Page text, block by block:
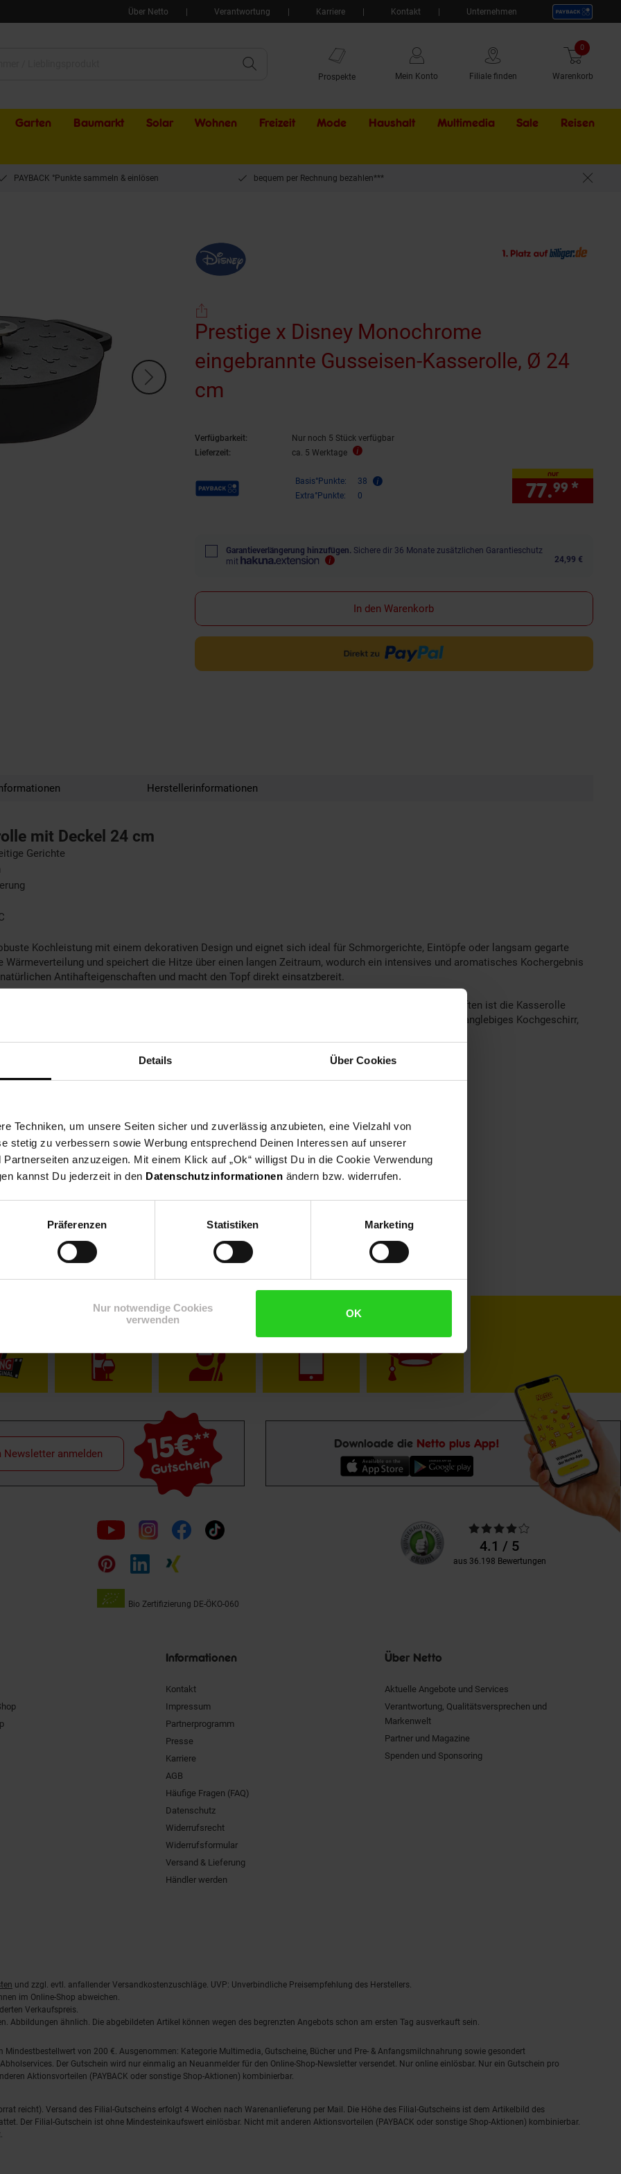
Details Über Cookies
Techniken, um unsere Seiten sicher und zuverlässig anzubieten, eine Vielzahl von
stetig zu verbessern sowie Werbung entsprechend Deinen Interessen auf unserer
anzuzeigen. Mit einem Klick auf „Ok“ willigst Du in die Cookie Verwendung
kannst Du jederzeit in den Datenschutzinformationen ändern bzw. widerrufen.
Präferenzen Statistiken Marketing
Nur notwendige Cookies
verwenden
OK
Über Netto Verantwortung Karriere Kontakt Unternehmen
Prospekte Mein Konto Filiale finden Warenkorb
0 Artikel
Garten Baumarkt Solar Wohnen Freizeit Mode Haushalt Multimedia Sale Externer
Reisen
PAYBACK °Punkte sammeln & einlösen bequem per Rechnung bezahlen***
Prestige x Disney Monochrome
eingebrannte Gusseisen-Kasserolle, Ø 24
cm
Verfügbarkeit:
Nur noch 5 Stück verfügbar
Lieferzeit:
ca. 5 Werktage
Payback Punkte Basis°Punkte:
38
Extra°Punkte:
0
nur
77.99 *
Garantieverlängerung hinzufügen. Sichere dir 36 Monate zusätzlichen Garantieschutz
mit
24,99 €
In den Warenkorb
Herstellerinformationen
mit Deckel 24 cm
Gerichte
Kochleistung mit einem dekorativen Design und eignet sich ideal für Schmorgerichte, Eintöpfe oder langsam gegarte
und speichert die Hitze über einen langen Zeitraum, wodurch ein intensives und aromatisches Kochergebnis
Antihafteigenschaften und macht den Topf direkt einsatzbereit.
Design um einen charakteristischen optischen Akzent. Durch die hohen Temperatureigenschaften ist die Kasserolle
Seitliche Griffe ermöglichen ein sicheres Handling auch bei höheren Füllmengen. So entsteht ein langlebiges Kochgeschirr,
Maße 32 x 25 x 11 cm.
Weinwelt Rezeptwelt
15€**
Gutschein
Newsletter anmelden
Downloade die Netto plus App!
Folge
uns
auf
Bio Zertifizierung DE-ÖKO-060
Unsere
Kundenbewertungen
Durchschnittliche
Bewertungen4.1 / 5
aus 36.198 Bewertungen
Informationen
Kontakt
Impressum
Partnerprogramm
Presse
Karriere
AGB
Häufige Fragen (FAQ)
Datenschutz
Widerrufsrecht
Widerrufsformular
Versand & Lieferung
Händler werden
Über Netto
Aktuelle Angebote und Services
Verantwortung, Qualitätsversprechen und
Markenwelt
Partner und Magazine
Spenden und Sponsoring
und zzgl. evtl. anfallender Versandkostenzuschläge. UVP: Unverbindliche Preisempfehlung des Herstellers.
im Online-Shop abweichen.
Verkaufspreis.
Abbildungen ähnlich. Die abgebildeten Artikel können wegen des begrenzten Angebots schon am ersten Tag ausverkauft sein.
von 200 €. Ausgenommen: Kategorie Multimedia, Gutscheine, Bücher und Pre- & Anfangsmilchnahrung sowie gesondert
Der Gutschein wird nur einmalig an Neuanmelder für den Online-Shop-Newsletter versendet. Nur online einlösbar. Nur ein Gutschein pro
Aktionsvorteilen (PAYBACK oder sonstige Shop-Aktionen) kombinierbar.
reicht). Versand des Filial-Gutscheins erfolgt 4 Wochen nach Warenanlieferung per Mail. Die Höhe des Filial-Gutscheins ist dem Artikelbild des
Der Filial-Gutschein ist ohne Mindesteinkaufswert einlösbar. Nicht mit anderen Aktionsvorteilen (PAYBACK oder sonstige Shop-Aktionen) kombinierbar.